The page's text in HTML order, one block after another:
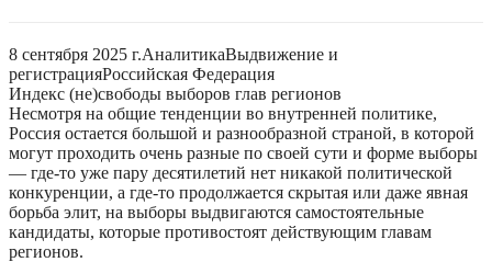
8 сентября 2025 г.АналитикаВыдвижение и
регистрацияРоссийская Федерация
Индекс (не)свободы выборов глав регионов
Несмотря на общие тенденции во внутренней политике,
Россия остается большой и разнообразной страной, в которой
могут проходить очень разные по своей сути и форме выборы
— где-то уже пару десятилетий нет никакой политической
конкуренции, а где-то продолжается скрытая или даже явная
борьба элит, на выборы выдвигаются самостоятельные
кандидаты, которые противостоят действующим главам
регионов.